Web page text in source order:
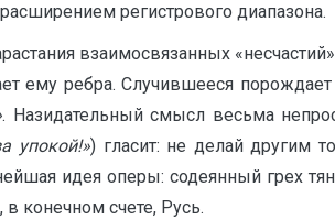
регистрового диапазона.
взаимосвязанных
ему ребра. Случившееся
. Назидательный смысл весьма
упокой!») гласит: не делай другим
идея оперы: содеянный грех
в конечном счете, Русь.